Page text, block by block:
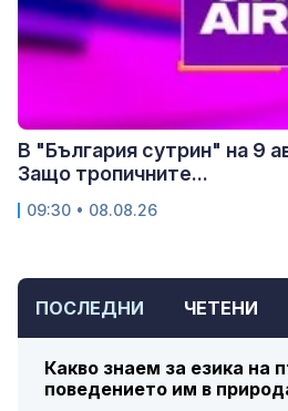
ПОСЛЕДНИ ЧЕТЕНИ
Какво знаем за езика на
поведението им в
В "България сутрин" на 9
Защо тропичните...
09:30 • 08.08.26